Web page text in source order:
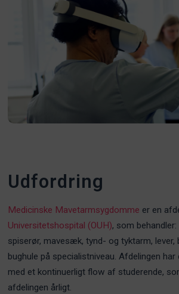
Udfordring
Medicinske Mavetarmsygdomme er en
Universitetshospital (OUH), som
spiserør, mavesæk, tynd- og tyktarm, lever,
bughule på specialistniveau. Afdelingen
med et kontinuerligt flow af studerende,
afdelingen årligt.